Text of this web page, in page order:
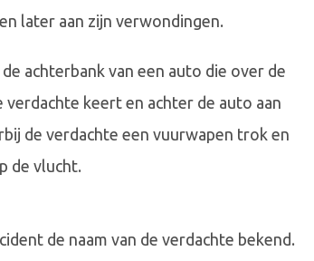
later aan zijn verwondingen.
achterbank van een auto die over de
verdachte keert en achter de auto aan
de verdachte een vuurwapen trok en
de vlucht.
de naam van de verdachte bekend.